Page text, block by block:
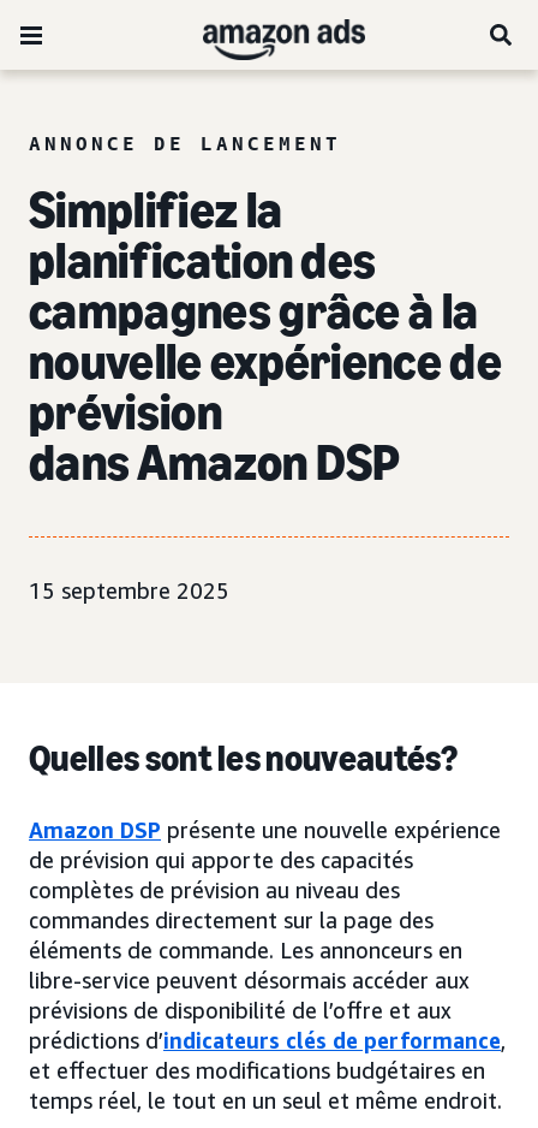
ANNONCE DE LANCEMENT
Simplifiez la
planification des
campagnes grâce à la
nouvelle expérience de
prévision
dans Amazon DSP
15 septembre 2025
Quelles sont les nouveautés?
Amazon DSP présente une nouvelle expérience
de prévision qui apporte des capacités
complètes de prévision au niveau des
commandes directement sur la page des
éléments de commande. Les annonceurs en
libre-service peuvent désormais accéder aux
prévisions de disponibilité de l’offre et aux
prédictions d’indicateurs clés de performance,
et effectuer des modifications budgétaires en
temps réel, le tout en un seul et même endroit.